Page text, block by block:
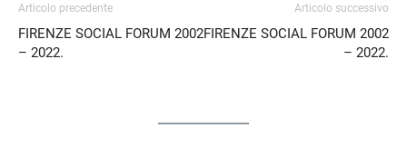
Articolo precedente
FIRENZE SOCIAL FORUM 2002
– 2022.
Articolo successivo
FIRENZE SOCIAL FORUM 2002
– 2022.